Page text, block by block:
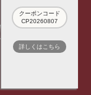
クーポンコード
CP20260807
詳しくはこちら